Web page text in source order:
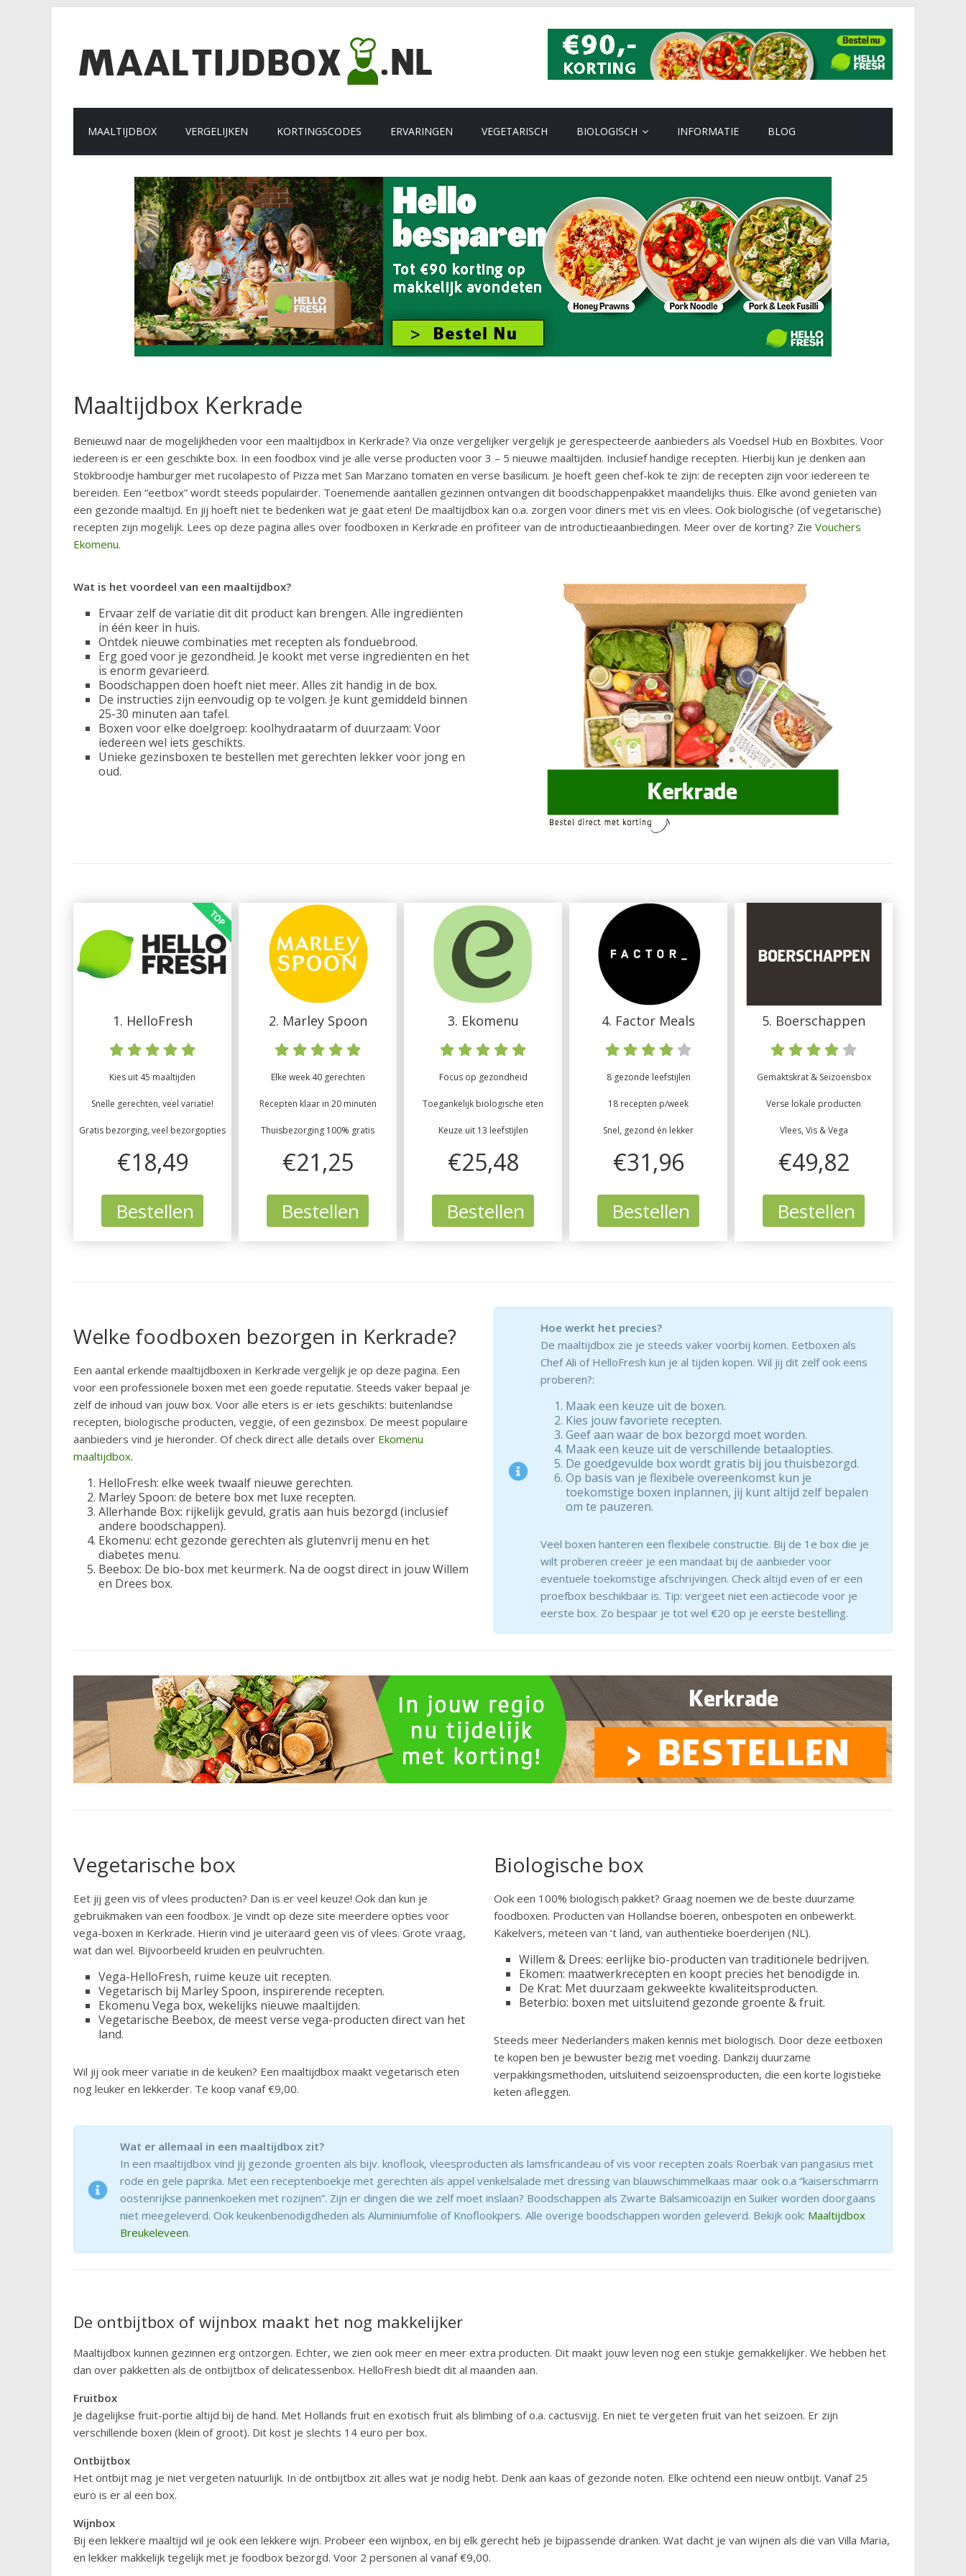
MAALTIJDBOX VERGELIJKEN KORTINGSCODES ERVARINGEN VEGETARISCH BIOLOGISCH INFORMATIE BLOG
Maaltijdbox Kerkrade
Benieuwd naar de mogelijkheden voor een maaltijdbox in Kerkrade? Via onze vergelijker vergelijk je gerespecteerde aanbieders als Voedsel Hub en Boxbites. Voor
iedereen is er een geschikte box. In een foodbox vind je alle verse producten voor 3 – 5 nieuwe maaltijden. Inclusief handige recepten. Hierbij kun je denken aan
Stokbroodje hamburger met rucolapesto of Pizza met San Marzano tomaten en verse basilicum. Je hoeft geen chef-kok te zijn: de recepten zijn voor iedereen te
bereiden. Een “eetbox” wordt steeds populairder. Toenemende aantallen gezinnen ontvangen dit boodschappenpakket maandelijks thuis. Elke avond genieten van
een gezonde maaltijd. En jij hoeft niet te bedenken wat je gaat eten! De maaltijdbox kan o.a. zorgen voor diners met vis en vlees. Ook biologische (of vegetarische)
recepten zijn mogelijk. Lees op deze pagina alles over foodboxen in Kerkrade en profiteer van de introductieaanbiedingen. Meer over de korting? Zie Vouchers
Ekomenu.
Wat is het voordeel van een maaltijdbox?
Ervaar zelf de variatie dit dit product kan brengen. Alle ingrediënten
in één keer in huis.
Ontdek nieuwe combinaties met recepten als fonduebrood.
Erg goed voor je gezondheid. Je kookt met verse ingrediënten en het
is enorm gevarieerd.
Boodschappen doen hoeft niet meer. Alles zit handig in de box.
De instructies zijn eenvoudig op te volgen. Je kunt gemiddeld binnen
25-30 minuten aan tafel.
Boxen voor elke doelgroep: koolhydraatarm of duurzaam: Voor
iedereen wel iets geschikts.
Unieke gezinsboxen te bestellen met gerechten lekker voor jong en
oud.
1. HelloFresh
Kies uit 45 maaltijden
Snelle gerechten, veel variatie!
Gratis bezorging, veel bezorgopties
€18,49
Bestellen
2. Marley Spoon
Elke week 40 gerechten
Recepten klaar in 20 minuten
Thuisbezorging 100% gratis
€21,25
Bestellen
3. Ekomenu
Focus op gezondheid
Toegankelijk biologische eten
Keuze uit 13 leefstijlen
€25,48
Bestellen
4. Factor Meals
8 gezonde leefstijlen
18 recepten p/week
Snel, gezond én lekker
€31,96
Bestellen
5. Boerschappen
Gemaktskrat & Seizoensbox
Verse lokale producten
Vlees, Vis & Vega
€49,82
Bestellen
Welke foodboxen bezorgen in Kerkrade?
Een aantal erkende maaltijdboxen in Kerkrade vergelijk je op deze pagina. Een
voor een professionele boxen met een goede reputatie. Steeds vaker bepaal je
zelf de inhoud van jouw box. Voor alle eters is er iets geschikts: buitenlandse
recepten, biologische producten, veggie, of een gezinsbox. De meest populaire
aanbieders vind je hieronder. Of check direct alle details over Ekomenu
maaltijdbox.
HelloFresh: elke week twaalf nieuwe gerechten.
Marley Spoon: de betere box met luxe recepten.
Allerhande Box: rijkelijk gevuld, gratis aan huis bezorgd (inclusief
andere boodschappen).
Ekomenu: echt gezonde gerechten als glutenvrij menu en het
diabetes menu.
Beebox: De bio-box met keurmerk. Na de oogst direct in jouw Willem
en Drees box.
Hoe werkt het precies?
De maaltijdbox zie je steeds vaker voorbij komen. Eetboxen als
Chef Ali of HelloFresh kun je al tijden kopen. Wil jij dit zelf ook eens
proberen?:
Maak een keuze uit de boxen.
Kies jouw favoriete recepten.
Geef aan waar de box bezorgd moet worden.
Maak een keuze uit de verschillende betaalopties.
De goedgevulde box wordt gratis bij jou thuisbezorgd.
Op basis van je flexibele overeenkomst kun je
toekomstige boxen inplannen, jij kunt altijd zelf bepalen
om te pauzeren.
Veel boxen hanteren een flexibele constructie. Bij de 1e box die je
wilt proberen creëer je een mandaat bij de aanbieder voor
eventuele toekomstige afschrijvingen. Check altijd even of er een
proefbox beschikbaar is. Tip: vergeet niet een actiecode voor je
eerste box. Zo bespaar je tot wel €20 op je eerste bestelling.
Vegetarische box
Eet jij geen vis of vlees producten? Dan is er veel keuze! Ook dan kun je
gebruikmaken van een foodbox. Je vindt op deze site meerdere opties voor
vega-boxen in Kerkrade. Hierin vind je uiteraard geen vis of vlees. Grote vraag,
wat dan wel. Bijvoorbeeld kruiden en peulvruchten.
Vega-HelloFresh, ruime keuze uit recepten.
Vegetarisch bij Marley Spoon, inspirerende recepten.
Ekomenu Vega box, wekelijks nieuwe maaltijden.
Vegetarische Beebox, de meest verse vega-producten direct van het
land.
Wil jij ook meer variatie in de keuken? Een maaltijdbox maakt vegetarisch eten
nog leuker en lekkerder. Te koop vanaf €9,00.
Biologische box
Ook een 100% biologisch pakket? Graag noemen we de beste duurzame
foodboxen. Producten van Hollandse boeren, onbespoten en onbewerkt.
Kakelvers, meteen van ‘t land, van authentieke boerderijen (NL).
Willem & Drees: eerlijke bio-producten van traditionele bedrijven.
Ekomen: maatwerkrecepten en koopt precies het benodigde in.
De Krat: Met duurzaam gekweekte kwaliteitsproducten.
Beterbio: boxen met uitsluitend gezonde groente & fruit.
Steeds meer Nederlanders maken kennis met biologisch. Door deze eetboxen
te kopen ben je bewuster bezig met voeding. Dankzij duurzame
verpakkingsmethoden, uitsluitend seizoensproducten, die een korte logistieke
keten afleggen.
Wat er allemaal in een maaltijdbox zit?
In een maaltijdbox vind jij gezonde groenten als bijv. knoflook, vleesproducten als lamsfricandeau of vis voor recepten zoals Roerbak van pangasius met
rode en gele paprika. Met een receptenboekje met gerechten als appel venkelsalade met dressing van blauwschimmelkaas maar ook o.a “kaiserschmarrn
oostenrijkse pannenkoeken met rozijnen”. Zijn er dingen die we zelf moet inslaan? Boodschappen als Zwarte Balsamicoazijn en Suiker worden doorgaans
niet meegeleverd. Ook keukenbenodigdheden als Aluminiumfolie of Knoflookpers. Alle overige boodschappen worden geleverd. Bekijk ook: Maaltijdbox
Breukeleveen.
De ontbijtbox of wijnbox maakt het nog makkelijker
Maaltijdbox kunnen gezinnen erg ontzorgen. Echter, we zien ook meer en meer extra producten. Dit maakt jouw leven nog een stukje gemakkelijker. We hebben het
dan over pakketten als de ontbijtbox of delicatessenbox. HelloFresh biedt dit al maanden aan.
Fruitbox
Je dagelijkse fruit-portie altijd bij de hand. Met Hollands fruit en exotisch fruit als blimbing of o.a. cactusvijg. En niet te vergeten fruit van het seizoen. Er zijn
verschillende boxen (klein of groot). Dit kost je slechts 14 euro per box.
Ontbijtbox
Het ontbijt mag je niet vergeten natuurlijk. In de ontbijtbox zit alles wat je nodig hebt. Denk aan kaas of gezonde noten. Elke ochtend een nieuw ontbijt. Vanaf 25
euro is er al een box.
Wijnbox
Bij een lekkere maaltijd wil je ook een lekkere wijn. Probeer een wijnbox, en bij elk gerecht heb je bijpassende dranken. Wat dacht je van wijnen als die van Villa Maria,
en lekker makkelijk tegelijk met je foodbox bezorgd. Voor 2 personen al vanaf €9,00.